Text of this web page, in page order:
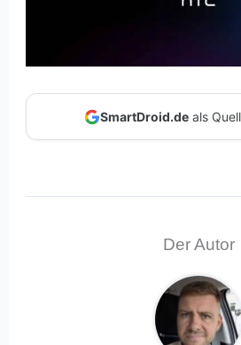
SmartDroid.deals
Der Autor